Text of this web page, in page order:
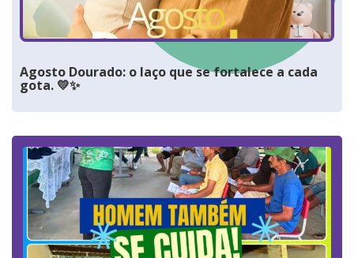
Agosto Dourado: o laço que se fortalece a cada
gota. 💛✨